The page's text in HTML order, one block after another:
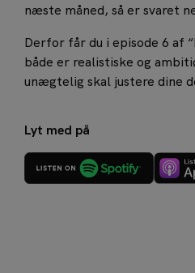
næste måned, så er svaret
Derfor får du i episode 6
både er realistiske og
unægtelig skal justere dine
Lyt med på